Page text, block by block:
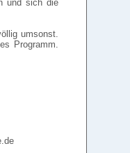
und sich die
umsonst.
Programm.